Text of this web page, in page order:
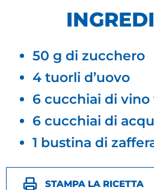
50 g di zucchero
4 tuorli d’uovo
6 cucchiai di vino
6 cucchiai di
1 bustina di
STAMPA LA RICETTA